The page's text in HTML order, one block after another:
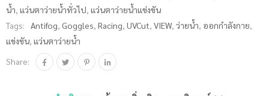
น้ำ, แว่นตาว่ายน้ำทั่วไป, แว่นตาว่ายน้ำแข่งขัน
Tags:
Antifog, Goggles, Racing, UVCut, VIEW, ว่ายน้ำ, ออกกำลังกาย,
แข่งขัน, แว่นตาว่ายน้ำ
Share: